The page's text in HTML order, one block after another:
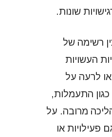
שונות.
רשימה של
העשויות
לרעה על
התעמלות,
מרובה. על
פעילויות או